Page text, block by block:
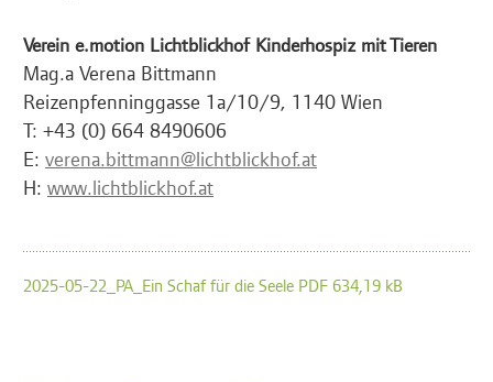
Verein e.motion Lichtblickhof Kinderhospiz mit Tieren
Mag.a Verena Bittmann
Reizenpfenninggasse 1a/10/9, 1140 Wien
T: +43 (0) 664 8490606
E: verena.bittmann@lichtblickhof.at
H: www.lichtblickhof.at
2025-05-22_PA_Ein Schaf für die Seele PDF 634,19 kB